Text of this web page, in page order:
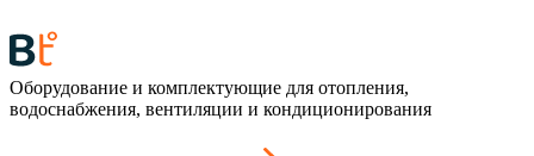
Оборудование и комплектующие для отопления,
водоснабжения, вентиляции и кондиционирования